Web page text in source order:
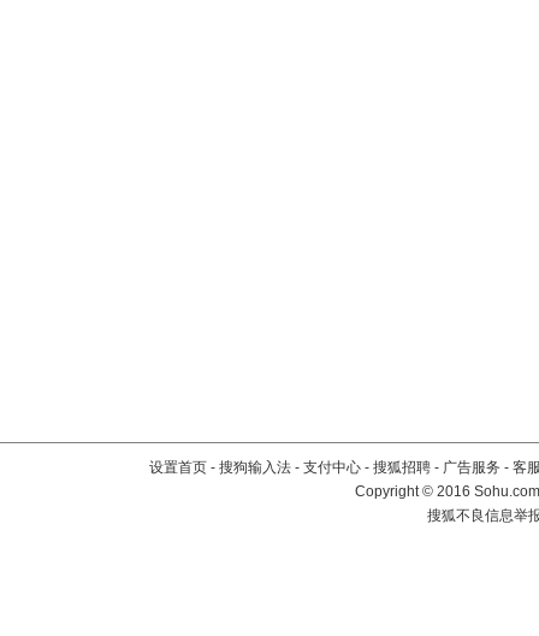
设置首页 - 搜狗输入法 - 支付中心 - 搜狐招聘 - 广告服务 - 客
Copyright©2016
搜狐不良信息举